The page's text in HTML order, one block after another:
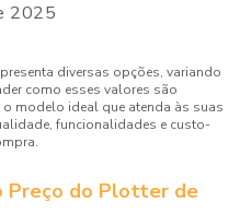
2025
diversas opções, variando
como esses valores são
modelo ideal que atenda às suas
funcionalidades e custo-
Preço do Plotter de